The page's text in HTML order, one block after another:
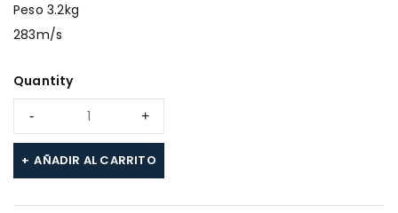
Peso 3.2kg
283m/s
Quantity
AÑADIR AL CARRITO